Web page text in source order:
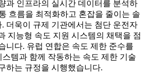
과 인프라의 실시간 데이터를 분석하
흐름을 최적화하고 혼잡을 줄이는 솔
더욱이 규제 기관에서는 첨단 운전자
지능형 속도 지원 시스템의 채택을 점
니다. 유럽 ​​연합은 속도 제한 준수를
템과 함께 작동하는 속도 제한 기술
하는 규정을 시행했습니다.